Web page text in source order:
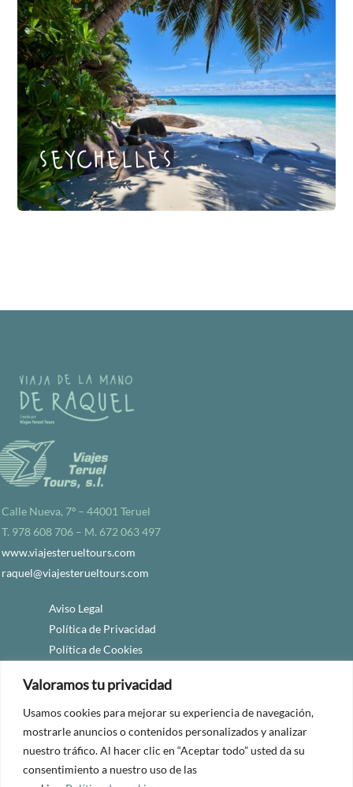
Valoramos tu privacidad
Usamos cookies para mejorar su experiencia de navegación,
mostrarle anuncios o contenidos personalizados y analizar
nuestro tráfico. Al hacer clic en “Aceptar todo” usted da su
consentimiento a nuestro uso de las
seychelles
Calle Nueva, 7º – 44001 Teruel
T. 978 608 706 – M. 672 063 497
www.viajesterueltours.com
raquel@viajesterueltours.com
Aviso Legal
Política de Privacidad
Política de Cookies
© 2024 Viajes Teruel Tours